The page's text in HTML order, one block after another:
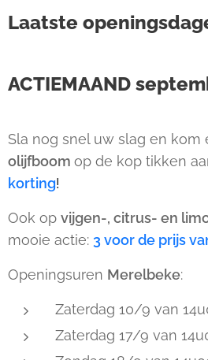
Laatste
ACTIEMAAND
Sla nog snel uw slag en kom
olijfboom op de kop tikken
korting!
Ook op vijgen-, citrus- en
mooie actie: 3 voor de prijs
Openingsuren Merelbeke:
Zaterdag 10/9 van
Zaterdag 17/9 van